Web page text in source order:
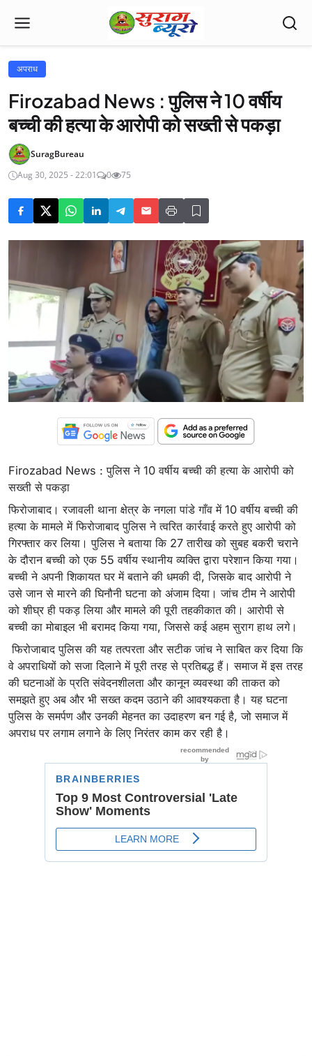
अपराध
Firozabad News : पुलिस ने 10 वर्षीय
बच्ची की हत्या के आरोपी को सख्ती से पकड़ा
SuragBureau
Aug 30, 2025 - 22:01
0 75
Firozabad News : पुलिस ने 10 वर्षीय बच्ची की हत्या के आरोपी को
सख्ती से पकड़ा
फिरोजाबाद। रजावली थाना क्षेत्र के नगला पांडे गाँव में 10 वर्षीय बच्ची की
हत्या के मामले में फिरोजाबाद पुलिस ने त्वरित कार्रवाई करते हुए आरोपी को
गिरफ्तार कर लिया। पुलिस ने बताया कि 27 तारीख को सुबह बकरी चराने
के दौरान बच्ची को एक 55 वर्षीय स्थानीय व्यक्ति द्वारा परेशान किया गया।
बच्ची ने अपनी शिकायत घर में बताने की धमकी दी, जिसके बाद आरोपी ने
उसे जान से मारने की घिनौनी घटना को अंजाम दिया। जांच टीम ने आरोपी
को शीघ्र ही पकड़ लिया और मामले की पूरी तहकीकात की। आरोपी से
बच्ची का मोबाइल भी बरामद किया गया, जिससे कई अहम सुराग हाथ लगे।
फिरोजाबाद पुलिस की यह तत्परता और सटीक जांच ने साबित कर दिया कि
वे अपराधियों को सजा दिलाने में पूरी तरह से प्रतिबद्ध हैं। समाज में इस तरह
की घटनाओं के प्रति संवेदनशीलता और कानून व्यवस्था की ताकत को
समझते हुए अब और भी सख्त कदम उठाने की आवश्यकता है। यह घटना
पुलिस के समर्पण और उनकी मेहनत का उदाहरण बन गई है, जो समाज में
अपराध पर लगाम लगाने के लिए निरंतर काम कर रही है।